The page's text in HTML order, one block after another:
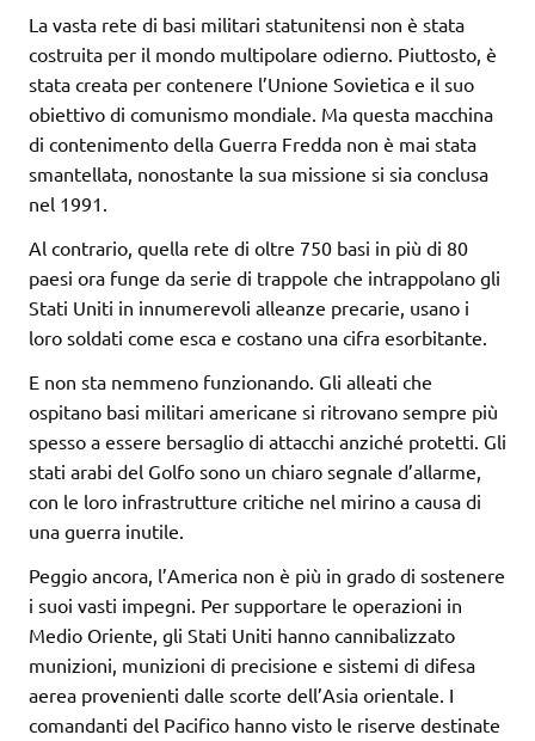
La vasta rete di basi militari statunitensi non è stata
costruita per il mondo multipolare odierno. Piuttosto, è
stata creata per contenere l’Unione Sovietica e il suo
obiettivo di comunismo mondiale. Ma questa macchina
di contenimento della Guerra Fredda non è mai stata
smantellata, nonostante la sua missione si sia conclusa
nel 1991.
Al contrario, quella rete di oltre 750 basi in più di 80
paesi ora funge da serie di trappole che intrappolano gli
Stati Uniti in innumerevoli alleanze precarie, usano i
loro soldati come esca e costano una cifra esorbitante.
E non sta nemmeno funzionando. Gli alleati che
ospitano basi militari americane si ritrovano sempre più
spesso a essere bersaglio di attacchi anziché protetti. Gli
stati arabi del Golfo sono un chiaro segnale d’allarme,
con le loro infrastrutture critiche nel mirino a causa di
una guerra inutile.
Peggio ancora, l’America non è più in grado di sostenere
i suoi vasti impegni. Per supportare le operazioni in
Medio Oriente, gli Stati Uniti hanno cannibalizzato
munizioni, munizioni di precisione e sistemi di difesa
aerea provenienti dalle scorte dell’Asia orientale. I
comandanti del Pacifico hanno visto le riserve destinate